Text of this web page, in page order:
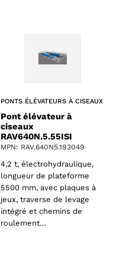
PONTS ÉLÉVATEURS À CISEAUX
Pont élévateur à
ciseaux
RAV640N.5.55ISI
MPN: RAV.640N5.193049
4,2 t, électrohydraulique,
longueur de plateforme
5500 mm, avec plaques à
jeux, traverse de levage
intégré et chemins de
roulement…